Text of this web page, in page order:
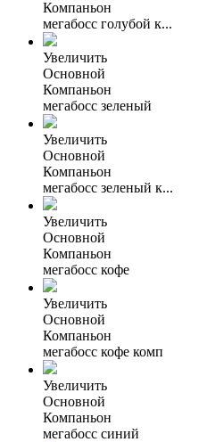
Компаньон
мегабосс голубой к...
Увеличить
Основной
Компаньон
мегабосс зеленый
Увеличить
Основной
Компаньон
мегабосс зеленый к...
Увеличить
Основной
Компаньон
мегабосс кофе
Увеличить
Основной
Компаньон
мегабосс кофе комп
Увеличить
Основной
Компаньон
мегабосс синий